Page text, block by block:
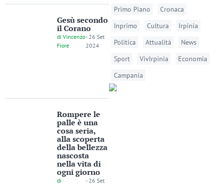
Gesù secondo
il Corano
di Vincenzo
Fiore
- 26 Set
2024
Rompere le
palle è una
cosa seria,
alla scoperta
della bellezza
nascosta
nella vita di
ogni giorno
di
- 26 Set
Primo Piano
Cronaca
Inprimo
Cultura
Irpinia
Politica
Attualità
News
Sport
VivIrpinia
Economia
Campania